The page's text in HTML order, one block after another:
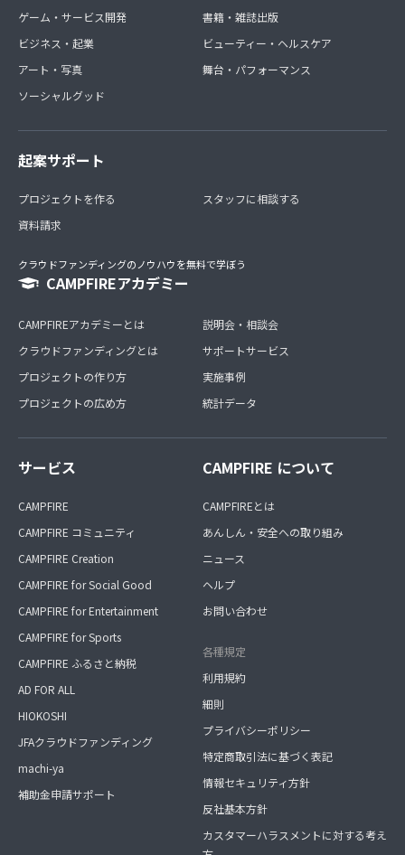
ゲーム・サービス開発
ビジネス・起業
アート・写真
ソーシャルグッド
書籍・雑誌出版
ビューティー・ヘルスケア
舞台・パフォーマンス
起案サポート
プロジェクトを作る
資料請求
スタッフに相談する
クラウドファンディングのノウハウを無料で学ぼう
CAMPFIREアカデミー
CAMPFIREアカデミーとは
クラウドファンディングとは
プロジェクトの作り方
プロジェクトの広め方
説明会・相談会
サポートサービス
実施事例
統計データ
サービス
CAMPFIRE
CAMPFIRE コミュニティ
CAMPFIRE Creation
CAMPFIRE for Social Good
CAMPFIRE for Entertainment
CAMPFIRE for Sports
CAMPFIRE ふるさと納税
AD FOR ALL
HIOKOSHI
JFAクラウドファンディング
machi-ya
補助金申請サポート
CAMPFIRE について
CAMPFIREとは
あんしん・安全への取り組み
ニュース
ヘルプ
お問い合わせ
各種規定
利用規約
細則
プライバシーポリシー
特定商取引法に基づく表記
情報セキュリティ方針
反社基本方針
カスタマーハラスメントに対する考え